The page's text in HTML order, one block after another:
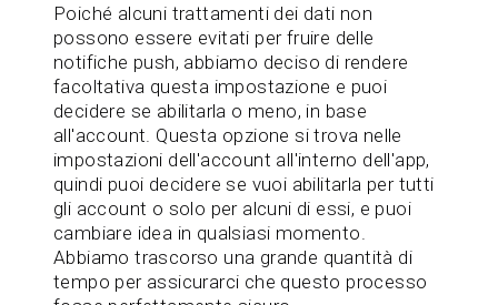
Poiché alcuni trattamenti dei dati non
possono essere evitati per fruire delle
notifiche push, abbiamo deciso di rendere
facoltativa questa impostazione e puoi
decidere se abilitarla o meno, in base
all'account. Questa opzione si trova nelle
impostazioni dell'account all'interno dell'app,
quindi puoi decidere se vuoi abilitarla per tutti
gli account o solo per alcuni di essi, e puoi
cambiare idea in qualsiasi momento.
Abbiamo trascorso una grande quantità di
tempo per assicurarci che questo processo